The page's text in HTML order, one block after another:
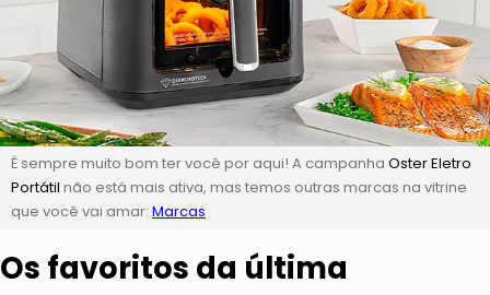
É sempre muito bom ter você por aqui! A campanha Oster Eletro
Portátil não está mais ativa, mas temos outras marcas na vitrine
que você vai amar: Marcas
Os favoritos da última